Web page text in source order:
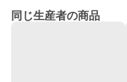
同じ生産者の商品